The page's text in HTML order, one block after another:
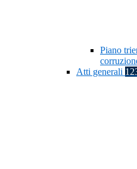
Piano
Atti generali